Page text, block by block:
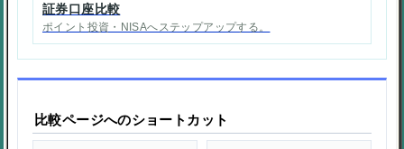
証券口座比較
ポイント投資・NISAへステップアップする。
比較ページへのショートカット